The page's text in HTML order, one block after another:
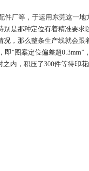
厂等，于运用东莞这一地
是那种定位有着精准要求
，那么整条生产线就会跟
“图案定位偏差超0.3mm”
内，积压了300件等待印